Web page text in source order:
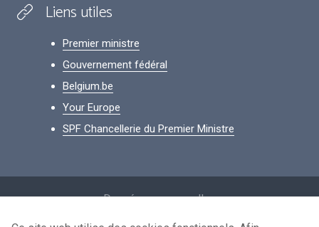
Liens utiles
Premier ministre
Gouvernement fédéral
Belgium.be
Your Europe
SPF Chancellerie du Premier Ministre
Données personnelles